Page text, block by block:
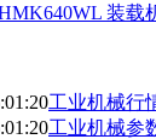
装载
工业机械行
工业机械参